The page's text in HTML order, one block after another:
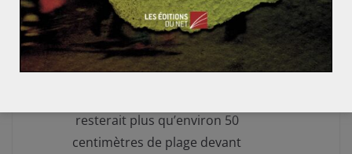
la rivière, dont l’élargissement
rapide témoigne de la
poursuite de l’érosion, malgré
les interventions d’urgence.
resterait plus qu’environ 50
centimètres de plage devant